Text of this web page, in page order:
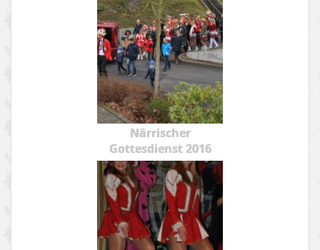
Närrischer
Gottesdienst 2016